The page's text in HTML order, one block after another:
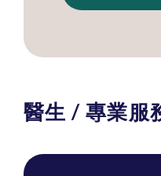
醫生 / 專業服